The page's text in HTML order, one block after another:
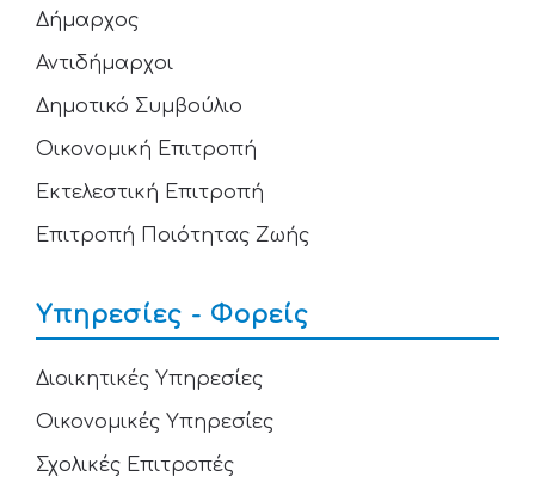
Δήμαρχος
Αντιδήμαρχοι
Δημοτικό Συμβούλιο
Οικονομική Επιτροπή
Εκτελεστική Επιτροπή
Επιτροπή Ποιότητας Ζωής
Υπηρεσίες - Φορείς
Διοικητικές Υπηρεσίες
Οικονομικές Υπηρεσίες
Σχολικές Επιτροπές